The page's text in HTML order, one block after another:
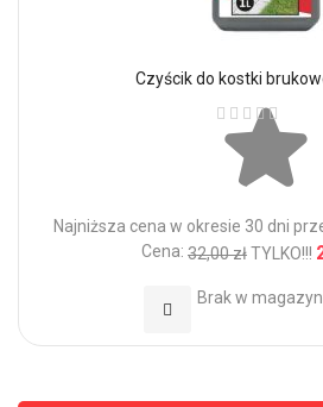
Czyścik do kostki
Ocena:
Najniższa cena w okresie 30 dni
Cena: 32,00 złTYLKO!!!
Brak w
Dodaj do Ulubionych